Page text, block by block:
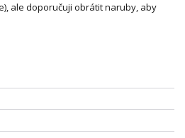
ale doporučuji obrátit naruby, aby